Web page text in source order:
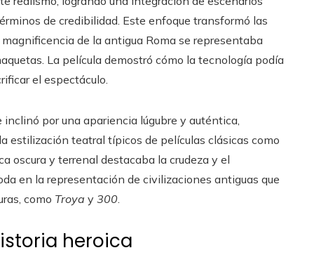
de credibilidad. Este enfoque transformó las
de la antigua Roma se representaba
La película demostró cómo la tecnología podía
el espectáculo.
por una apariencia lúgubre y auténtica,
estilización teatral típicos de películas clásicas como
oscura y terrenal destacaba la crudeza y el
en la representación de civilizaciones antiguas que
como Troya y 300
heroica